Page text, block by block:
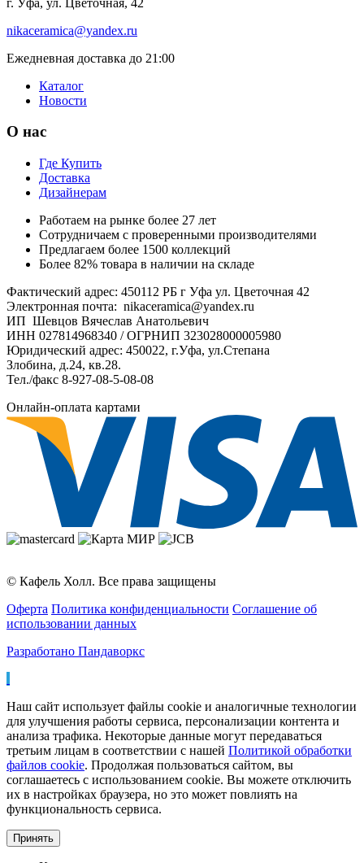
nikaceramica@yandex.ru
Ежедневная доставка до 21:00
Каталог
Новости
О нас
Где Купить
Доставка
Дизайнерам
Работаем на рынке более 27 лет
Сотрудничаем с проверенными производителями
Предлагаем более 1500 коллекций
Более 82% товара в наличии на складе
Фактический адрес: 450112 РБ г Уфа ул. Цветочная 42
Электронная почта: nikaceramica@yandex.ru
ИП Шевцов Вячеслав Анатольевич
ИНН 027814968340 / ОГРНИП 323028000005980
Юридический адрес: 450022, г.Уфа, ул.Степана
Злобина, д.24, кв.28.
Тел./факс 8-927-08-5-08-08
Онлайн-оплата картами
© Кафель Холл. Все права защищены
Оферта Политика конфиденциальности Соглашение об
использовании данных
Разработано Пандаворкс
Наш сайт использует файлы cookie и аналогичные технологии
для улучшения работы сервиса, персонализации контента и
анализа трафика. Некоторые данные могут передаваться
третьим лицам в соответствии с нашей Политикой обработки
файлов cookie. Продолжая пользоваться сайтом, вы
соглашаетесь с использованием cookie. Вы можете отключить
их в настройках браузера, но это может повлиять на
функциональность сервиса.
Принять